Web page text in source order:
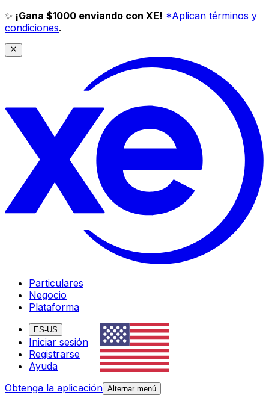
✨ ¡Gana $1000 enviando con XE! *Aplican términos y
condiciones.
Particulares
Negocio
Plataforma
ES-US
Iniciar sesión
Registrarse
Ayuda
Obtenga la aplicación Alternar menú